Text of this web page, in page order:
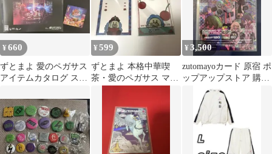
¥660
ずとまよ 愛のペガサス
アイテムカタログ ステ
¥ 599
ずとまよ 本格中華喫
茶・愛のペガサス マル
¥3,500
zutomayoカード 原宿 ポ
ップアップストア 購入
特典 ニラちゃん